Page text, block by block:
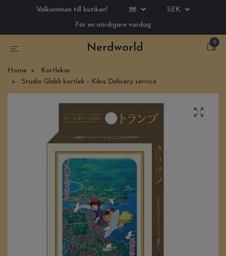
Välkommen till butiken!
SEK
För en nördigare vardag
Nerdworld
0
Home
Kortlekar
Studio Ghibli kortlek - Kikis Delicery service